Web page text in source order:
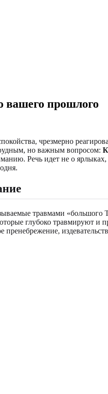
прошлого
чрезмерно
но важным вопросом:
Речь идет не о
травмами «большого
глубоко травмируют и
пренебрежение,